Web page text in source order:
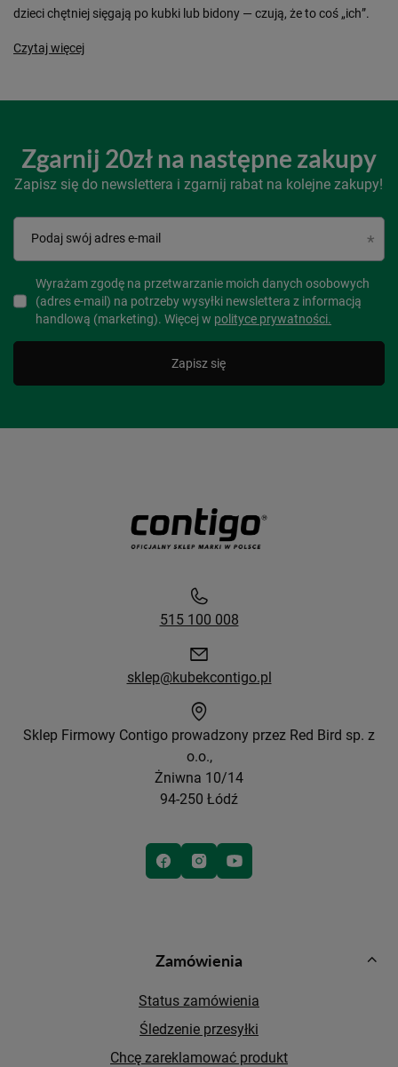
dzieci chętniej sięgają po kubki lub bidony — czują, że to coś „ich”.
Czytaj więcej
Zgarnij 20zł na następne zakupy
Zapisz się do newslettera i zgarnij rabat na kolejne zakupy!
Podaj swój adres e-mail
Wyrażam zgodę na przetwarzanie moich danych osobowych
(adres e-mail) na potrzeby wysyłki newslettera z informacją
handlową (marketing). Więcej w polityce prywatności.
Zapisz się
Zamówienia
Status zamówienia
Śledzenie przesyłki
Chcę zareklamować produkt
515 100 008
sklep@kubekcontigo.pl
Sklep Firmowy Contigo prowadzony przez Red Bird sp. z
o.o.,
Żniwna 10/14
94-250 Łódź